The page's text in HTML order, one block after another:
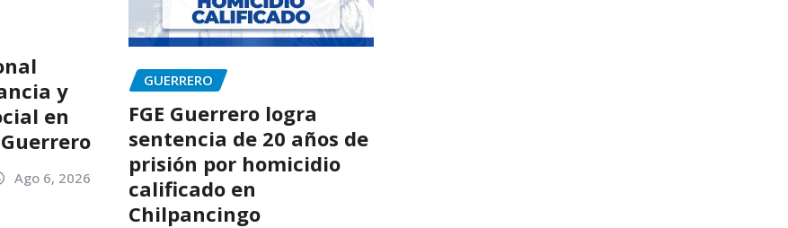
y
en
Ago 6, 2026
GUERRERO
FGE Guerrero logra
sentencia de 20 años de
prisión por homicidio
calificado en
Chilpancingo